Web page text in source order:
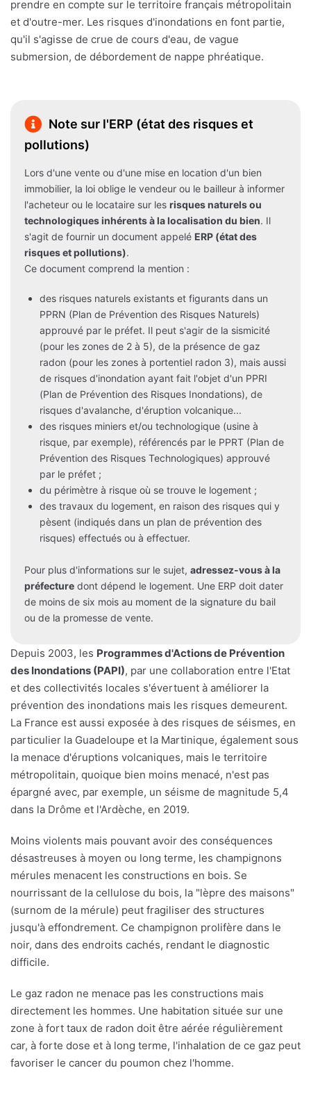
prendre en compte sur le territoire français métropolitain
et d'outre-mer. Les risques d'inondations en font partie,
qu'il s'agisse de crue de cours d'eau, de vague
submersion, de débordement de nappe phréatique.
Note sur l'ERP (état des risques et
pollutions)
Lors d'une vente ou d'une mise en location d'un bien
immobilier, la loi oblige le vendeur ou le bailleur à informer
l'acheteur ou le locataire sur les risques naturels ou
technologiques inhérents à la localisation du bien. Il
s'agit de fournir un document appelé ERP (état des
risques et pollutions).
Ce document comprend la mention :
des risques naturels existants et figurants dans un
PPRN (Plan de Prévention des Risques Naturels)
approuvé par le préfet. Il peut s'agir de la sismicité
(pour les zones de 2 à 5), de la présence de gaz
radon (pour les zones à portentiel radon 3), mais aussi
de risques d'inondation ayant fait l'objet d'un PPRI
(Plan de Prévention des Risques Inondations), de
risques d'avalanche, d'éruption volcanique...
des risques miniers et/ou technologique (usine à
risque, par exemple), référencés par le PPRT (Plan de
Prévention des Risques Technologiques) approuvé
par le préfet ;
du périmètre à risque où se trouve le logement ;
des travaux du logement, en raison des risques qui y
pèsent (indiqués dans un plan de prévention des
risques) effectués ou à effectuer.
Pour plus d'informations sur le sujet, adressez-vous à la
préfecture dont dépend le logement. Une ERP doit dater
de moins de six mois au moment de la signature du bail
ou de la promesse de vente.
Depuis 2003, les Programmes d'Actions de Prévention
des Inondations (PAPI), par une collaboration entre l'Etat
et des collectivités locales s'évertuent à améliorer la
prévention des inondations mais les risques demeurent.
La France est aussi exposée à des risques de séismes, en
particulier la Guadeloupe et la Martinique, également sous
la menace d'éruptions volcaniques, mais le territoire
métropolitain, quoique bien moins menacé, n'est pas
épargné avec, par exemple, un séisme de magnitude 5,4
dans la Drôme et l'Ardèche, en 2019.
Moins violents mais pouvant avoir des conséquences
désastreuses à moyen ou long terme, les champignons
mérules menacent les constructions en bois. Se
nourrissant de la cellulose du bois, la "lèpre des maisons"
(surnom de la mérule) peut fragiliser des structures
jusqu'à effondrement. Ce champignon prolifère dans le
noir, dans des endroits cachés, rendant le diagnostic
difficile.
Le gaz radon ne menace pas les constructions mais
directement les hommes. Une habitation située sur une
zone à fort taux de radon doit être aérée régulièrement
car, à forte dose et à long terme, l'inhalation de ce gaz peut
favoriser le cancer du poumon chez l'homme.